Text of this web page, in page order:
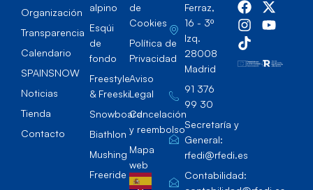
Organización
Transparencia
Calendario
SPAINSNOW
Noticias
Tienda
Contacto
alpino
Esqúi
de
fondo
Freestyle
& Freeski
Snowboard
Biathlon
Mushing
Freeride
de
Cookies
Política de
Privacidad
Aviso
Legal
Cancelación
y reembolso
Mapa
web
Ferraz,
16 - 3º
Izq.
28008
Madrid
91 376
99 30
Secretaría y
General:
rfedi@rfedi.es
Contabilidad: